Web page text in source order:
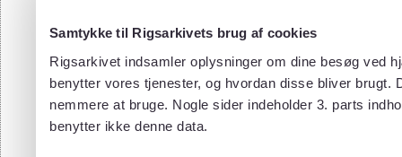
Samtykke til Rigsarkivets brug af cookies
Rigsarkivet indsamler oplysninger om dine besøg ved
benytter vores tjenester, og hvordan disse bliver
nemmere at bruge. Nogle sider indeholder 3. parts
benytter ikke denne data.
83
85
86
87
88